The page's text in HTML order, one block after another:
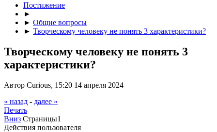
Постижение
►
► Общие вопросы
► Творческому человеку не понять 3 характеристики?
Творческому человеку не понять 3
характеристики?
Автор Curious, 15:20 14 апреля 2024
« назад - далее »
Печать
Вниз Страницы1
Действия пользователя